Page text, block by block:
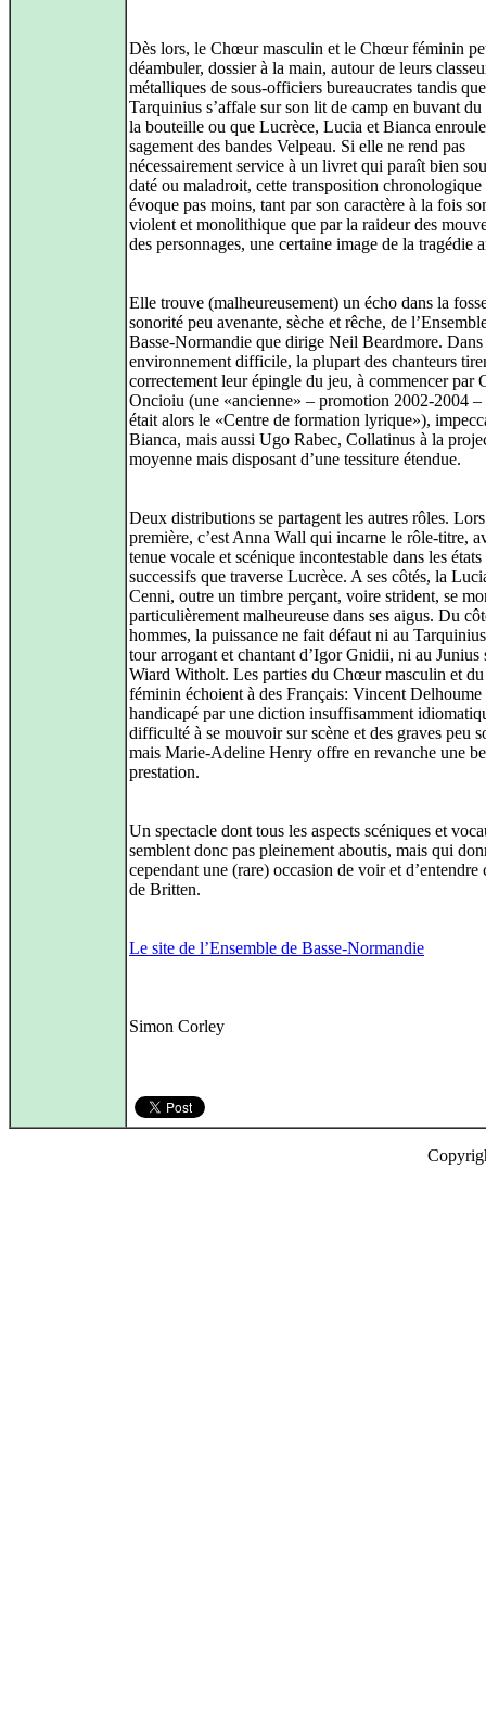
Dès lors, le Chœur masculin et le Chœur féminin
déambuler, dossier à la main, autour de leurs
métalliques de sous-officiers bureaucrates tandis que
Tarquinius s’affale sur son lit de camp en buvant
la bouteille ou que Lucrèce, Lucia et Bianca
sagement des bandes Velpeau. Si elle ne rend pas
nécessairement service à un livret qui paraît bien
daté ou maladroit, cette transposition chronologique
évoque pas moins, tant par son caractère à la fois
violent et monolithique que par la raideur des
des personnages, une certaine image de la tragédie
Elle trouve (malheureusement) un écho dans la
sonorité peu avenante, sèche et rêche, de
Basse-Normandie que dirige Neil Beardmore. Dans
environnement difficile, la plupart des chanteurs
correctement leur épingle du jeu, à commencer par
Oncioiu (une «ancienne» – promotion 2002-2004 –
était alors le «Centre de formation lyrique»),
Bianca, mais aussi Ugo Rabec, Collatinus à la
moyenne mais disposant d’une tessiture étendue.
Deux distributions se partagent les autres rôles.
première, c’est Anna Wall qui incarne le rôle-titre,
tenue vocale et scénique incontestable dans les états
successifs que traverse Lucrèce. A ses côtés, la
Cenni, outre un timbre perçant, voire strident, se
particulièrement malheureuse dans ses aigus. Du
hommes, la puissance ne fait défaut ni au
tour arrogant et chantant d’Igor Gnidii, ni au Junius
Wiard Witholt. Les parties du Chœur masculin et
féminin échoient à des Français: Vincent Delhoume
handicapé par une diction insuffisamment
difficulté à se mouvoir sur scène et des graves peu
mais Marie-Adeline Henry offre en revanche une
prestation.
Un spectacle dont tous les aspects scéniques et
semblent donc pas pleinement aboutis, mais qui
cependant une (rare) occasion de voir et d’entendre
de Britten.
Le site de l’Ensemble de Basse-Normandie
Simon Corley